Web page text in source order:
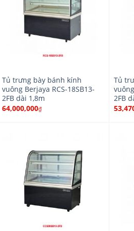
Tủ trưng bày bánh kính
vuông Berjaya RCS-18SB13-
2FB dài 1,8m
64,000,000₫
Tủ
2FB